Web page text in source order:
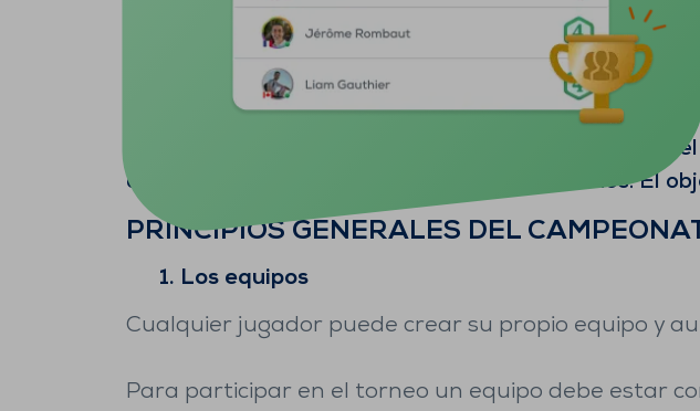
El campeonato por equipos es un modo de juego en
divididos por divisiones en torneos de 15 manos. El
PRINCIPIOS GENERALES DEL
1. Los equipos
Cualquier jugador puede crear su propio equipo y
Para participar en el torneo un equipo debe estar